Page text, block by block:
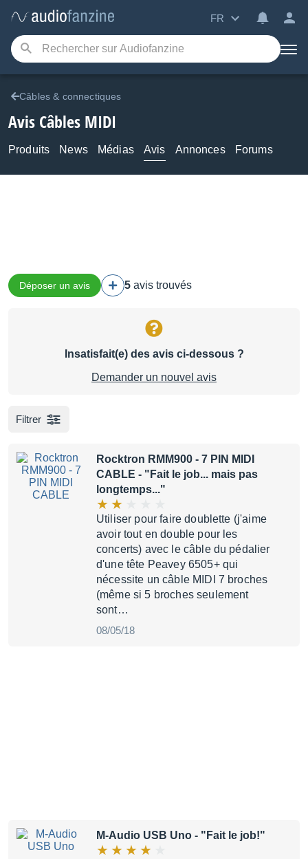
FR
Câbles & connectiques
Avis Câbles MIDI
Produits News Médias Avis Annonces Forums
Déposer un avis 5 avis trouvés
Insatisfait(e) des avis ci-dessous ?
Demander un nouvel avis
Filtrer
Rocktron RMM900 - 7 PIN MIDI
CABLE - "Fait le job... mais pas
longtemps..."
Utiliser pour faire doublette (j'aime
avoir tout en double pour les
concerts) avec le câble du pédalier
d'une tête Peavey 6505+ qui
nécessite un câble MIDI 7 broches
(même si 5 broches seulement
sont…
08/05/18
M-Audio USB Uno - "Fait le job!"